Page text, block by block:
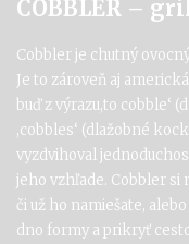
COBBLER –
Cobbler je chutný
Je to zároveň aj
buď z výrazu,to cobble‘
,cobbles‘ (dlažobné
vyzdvihoval
jeho vzhľade. Cobbler si
či už ho namiešate,
dno formy a prikryť